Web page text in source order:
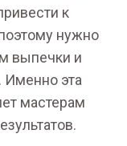
к
нужно
выпечки и
Именно эта
мастерам